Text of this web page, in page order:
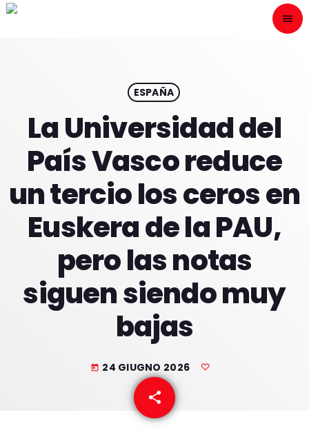
menu
play_arrow
HOME
PROGRAMACION
NUESTRAS FRECUENCIAS
ESPAÑA
La Universidad del
País Vasco reduce
un tercio los ceros en
Euskera de la PAU,
pero las notas
siguen siendo muy
bajas
today 24 GIUGNO 2026
share
email